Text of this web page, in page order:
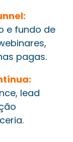
e fundo de
pagas.
lead